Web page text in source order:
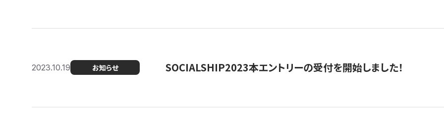
2023.10.19 お知らせ SOCIALSHIP2023本エントリーの受付を開始しました！